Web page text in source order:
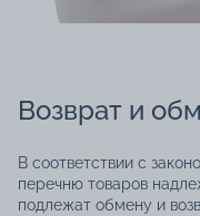
Возврат и
В соответствии с
перечню товаров
подлежат обмену и